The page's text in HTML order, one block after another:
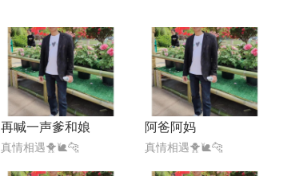
再喊一声爹和娘
真情相遇🐥🐌🐆
阿爸阿妈
真情相遇🐥🐌🐆